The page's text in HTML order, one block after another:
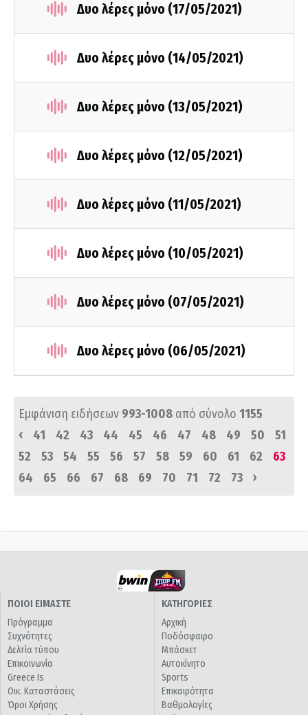
Δυο λέρες μόνο (17/05/2021)
Δυο λέρες μόνο (14/05/2021)
Δυο λέρες μόνο (13/05/2021)
Δυο λέρες μόνο (12/05/2021)
Δυο λέρες μόνο (11/05/2021)
Δυο λέρες μόνο (10/05/2021)
Δυο λέρες μόνο (07/05/2021)
Δυο λέρες μόνο (06/05/2021)
Εμφάνιση ειδήσεων 993-1008 από σύνολο 1155
‹
41 42 43 44 45 46 47 48 49 50
51
52
53 54 55 56 57 58 59 60 61 62
63
64
65 66 67 68 69 70 71 72 73 ›
ΠΟΙΟΙ ΕΙΜΑΣΤΕ
Πρόγραμμα
Συχνότητες
Δελτία τύπου
Επικοινωνία
Greece Is
Οικ. Καταστάσεις
Όροι Χρήσης
ΚΑΤΗΓΟΡΙΕΣ
Αρχική
Ποδόσφαιρο
Μπάσκετ
Αυτοκίνητο
Sports
Επικαιρότητα
Βαθμολογίες